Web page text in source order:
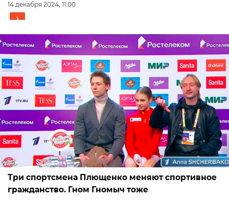
14 декабря 2024, 11:00
Три спортсмена Плющенко меняют спортивное
гражданство. Гном Гномыч тоже